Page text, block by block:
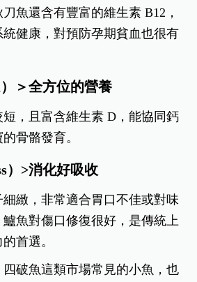
魚還含有豐富的維生素 B12，
健康，對預防孕期貧血也很有
）＞全方位的營養
，且富含維生素 D，能協同鈣
骨骼發育。
）>消化好吸收
緻，非常適合胃口不佳或對味
魚對傷口修復很好，是傳統上
首選。
破魚這類市場常見的小魚，也